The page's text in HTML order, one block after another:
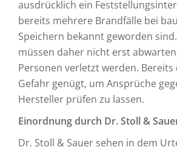
ausdrücklich ein
bereits mehrere Brandfälle bei
Speichern bekannt geworden
müssen daher nicht erst
Personen verletzt werden.
Gefahr genügt, um Ansprüche
Hersteller prüfen zu lassen.
Einordnung durch Dr. Stoll &
Dr. Stoll & Sauer sehen in dem